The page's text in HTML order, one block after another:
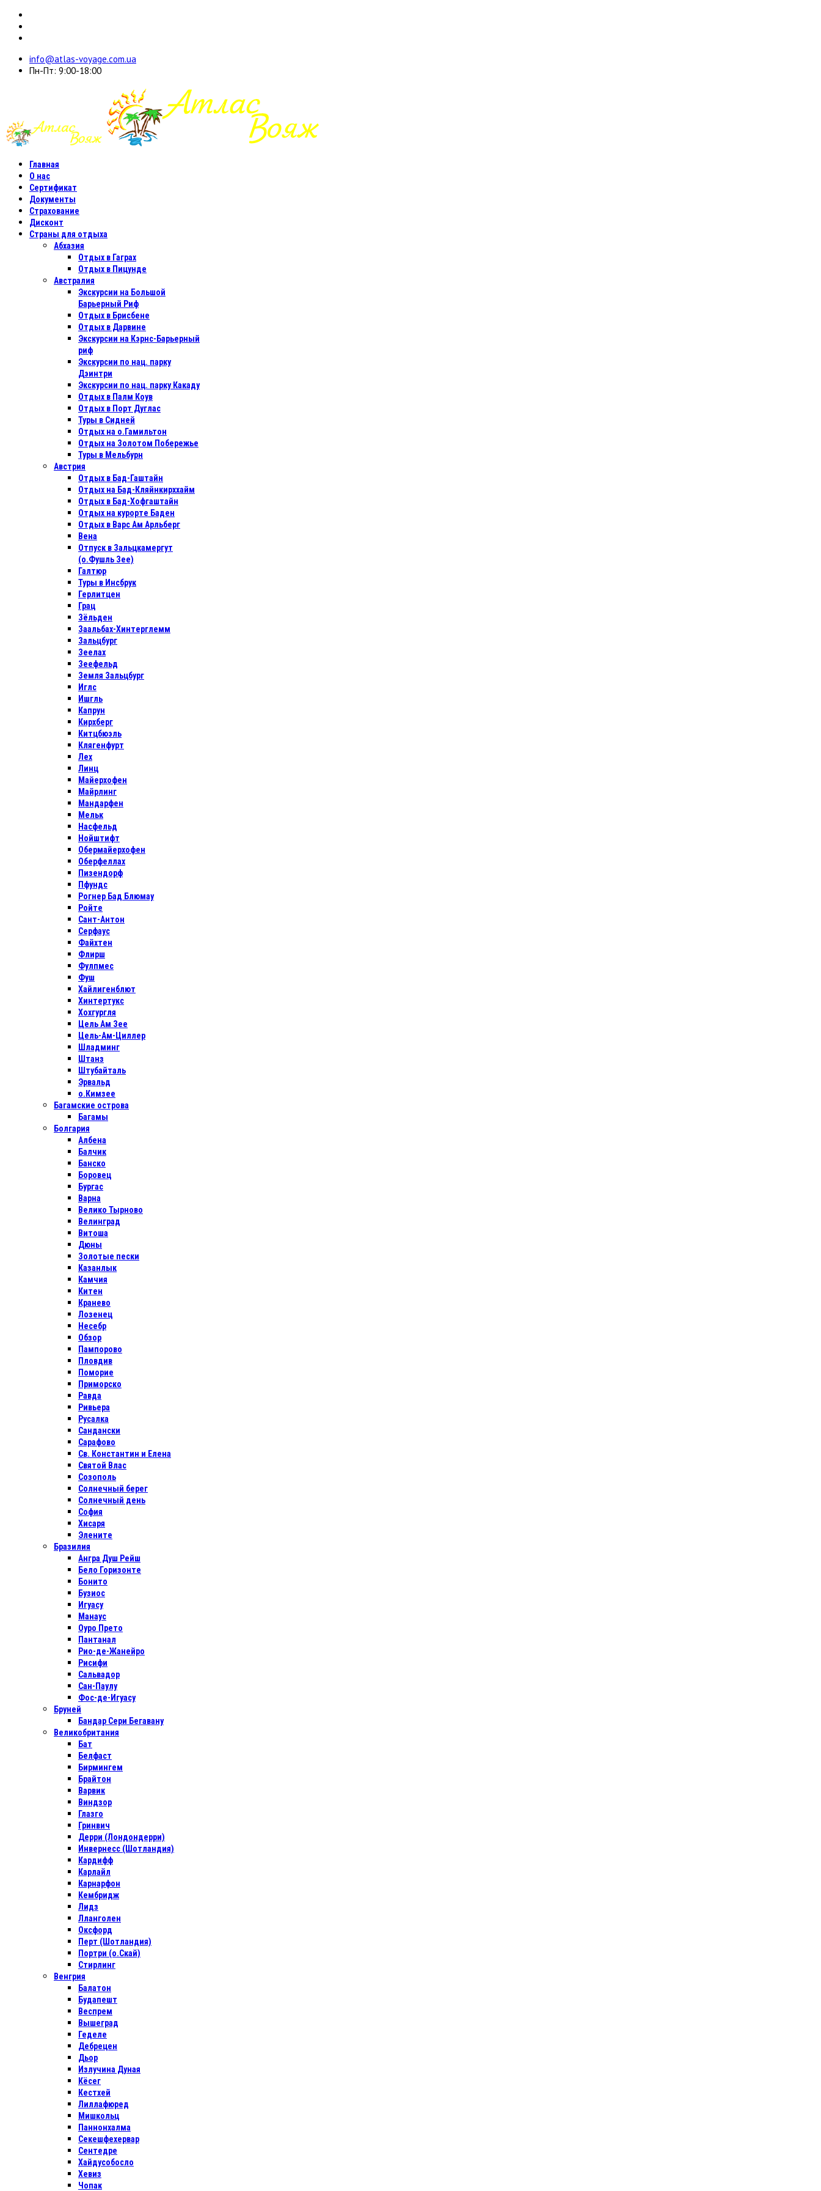
info@atlas-voyage.com.ua
Пн-Пт: 9:00-18:00
Главная
О нас
Сертификат
Документы
Страхование
Дисконт
Страны для отдыха
Абхазия
Отдых в Гаграх
Отдых в Пицунде
Австралия
Экскурсии на Большой
Барьерный Риф
Отдых в Бриcбене
Отдых в Дарвине
Экскурсии на Кэрнс-Барьерный
риф
Экскурсии по нац. парку
Дэинтри
Экскурсии по нац. парку Какаду
Отдых в Палм Коув
Отдых в Порт Дуглас
Туры в Сидней
Отдых на о.Гамильтон
Отдых на Золотом Побережье
Туры в Мельбурн
Австрия
Отдых в Бад-Гаштайн
Отдых на Бад-Кляйнкирххайм
Отдых в Бад-Хофгаштайн
Отдых на курорте Баден
Отдых в Варс Ам Арльберг
Вена
Отпуск в Зальцкамергут
(о.Фушль Зее)
Галтюр
Туры в Инсбрук
Герлитцен
Грац
Зёльден
Заальбах-Хинтерглемм
Зальцбург
Зеелах
Зеефельд
Земля Зальцбург
Иглс
Ишгль
Капрун
Кирхберг
Китцбюэль
Клягенфурт
Лех
Линц
Майерхофен
Майрлинг
Мандарфен
Мельк
Насфельд
Нойштифт
Обермайерхофен
Оберфеллах
Пизендорф
Пфундс
Рогнер Бад Блюмау
Ройте
Сант-Антон
Серфаус
Файхтен
Флирш
Фулпмес
Фуш
Хайлигенблют
Хинтертукс
Хохгургля
Цель Ам Зее
Цель-Ам-Циллер
Шладминг
Штанз
Штубайталь
Эрвальд
о.Кимзее
Багамские острова
Багамы
Болгария
Албена
Балчик
Банско
Боровец
Бургас
Варна
Велико Тырново
Велинград
Витоша
Дюны
Золотые пески
Казанлык
Камчия
Китен
Кранево
Лозенец
Несебр
Обзор
Пампорово
Пловдив
Поморие
Приморско
Равда
Ривьера
Русалка
Сандански
Сарафово
Св. Константин и Елена
Святой Влас
Созополь
Солнечный берег
Солнечный день
София
Хисаря
Элените
Бразилия
Ангра Душ Рейш
Бело Горизонте
Бонито
Бузиос
Игуасу
Манаус
Оуро Прето
Пантанал
Рио-де-Жанейро
Рисифи
Сальвадор
Сан-Паулу
Фос-де-Игуасу
Бруней
Бандар Сери Бегавану
Великобритания
Бат
Белфаст
Бирмингем
Брайтон
Варвик
Виндзор
Глазго
Гринвич
Дерри (Лондондерри)
Инвернесс (Шотландия)
Кардифф
Карлайл
Карнарфон
Кембридж
Лидз
Лланголен
Оксфорд
Перт (Шотландия)
Портри (о.Скай)
Стирлинг
Венгрия
Балатон
Будапешт
Веспрем
Вышеград
Геделе
Дебрецен
Дьор
Излучина Дуная
Кёсег
Кестхей
Лиллафюред
Мишкольц
Паннонхалма
Секешфехервар
Сентедре
Хайдусобосло
Хевиз
Чопак